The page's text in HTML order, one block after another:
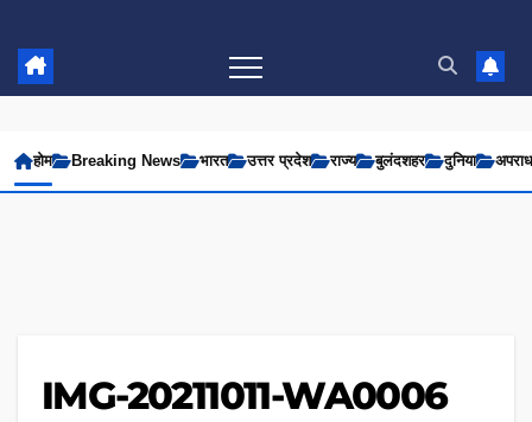
होम Breaking News भारत उत्तर प्रदेश राज्य बुलंदशहर दुनिया अपराध
IMG-20211011-WA0006